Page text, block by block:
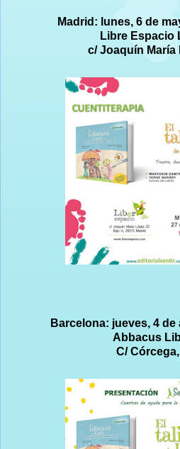
Madrid: lunes, 6 de
Libre Espacio
c/ Joaquín María
Barcelona: jueves, 4 de
Abbacus
C/